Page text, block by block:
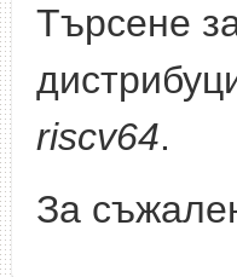
Търсене
riscv64.
За